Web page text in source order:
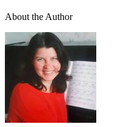
About the Author